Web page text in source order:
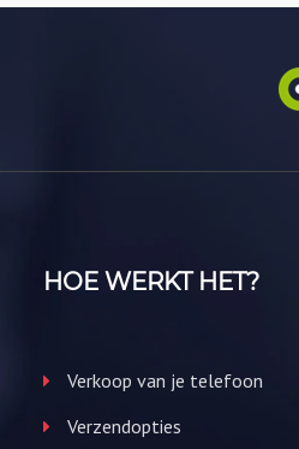
HOE WERKT HET?
Verkoop van je telefoon
Verzendopties